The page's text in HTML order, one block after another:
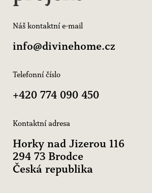
Náš kontaktní e-mail
info@divinehome.cz
Telefonní číslo
+420 774 090 450
Kontaktní adresa
Horky nad Jizerou 116
294 73 Brodce
Česká republika